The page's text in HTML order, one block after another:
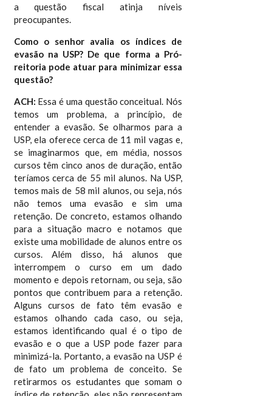
a questão fiscal atinja níveis
preocupantes.
Como o senhor avalia os índices de
evasão na USP? De que forma a Pró-
reitoria pode atuar para minimizar essa
questão?
ACH: Essa é uma questão conceitual. Nós
temos um problema, a princípio, de
entender a evasão. Se olharmos para a
USP, ela oferece cerca de 11 mil vagas e,
se imaginarmos que, em média, nossos
cursos têm cinco anos de duração, então
teríamos cerca de 55 mil alunos. Na USP,
temos mais de 58 mil alunos, ou seja, nós
não temos uma evasão e sim uma
retenção. De concreto, estamos olhando
para a situação macro e notamos que
existe uma mobilidade de alunos entre os
cursos. Além disso, há alunos que
interrompem o curso em um dado
momento e depois retornam, ou seja, são
pontos que contribuem para a retenção.
Alguns cursos de fato têm evasão e
estamos olhando cada caso, ou seja,
estamos identificando qual é o tipo de
evasão e o que a USP pode fazer para
minimizá-la. Portanto, a evasão na USP é
de fato um problema de conceito. Se
retirarmos os estudantes que somam o